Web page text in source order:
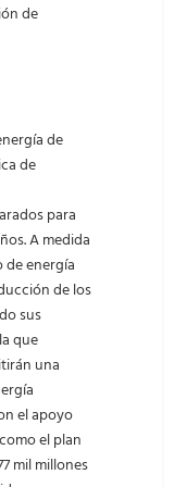
de
de
de
para
A medida
de energía
de los
sus
que
una
el apoyo
el plan
mil millones